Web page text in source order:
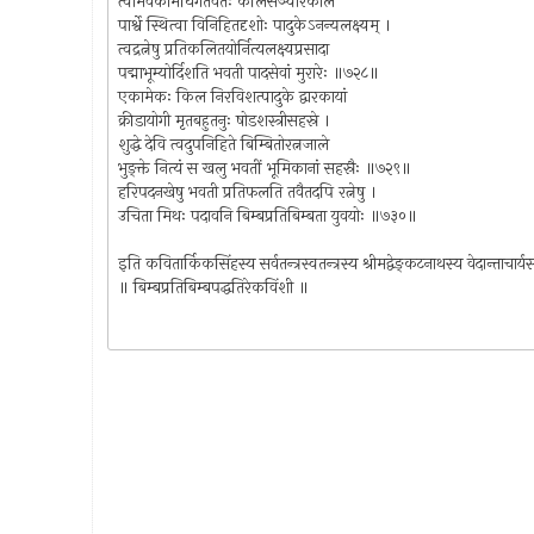
पार्श्वे स्थित्वा विनिहितदृशोः पादुकेऽनन्यलक्ष्यम् ।
त्वद्रत्नेषु प्रतिकलितयोर्नित्यलक्ष्यप्रसादा
पद्माभूम्योर्दिशति भवती पादसेवां मुरारेः ॥७२८॥
एकामेकः किल निरविशत्पादुके द्वारकायां
क्रीडायोगी मृतबहुतनुः षोडशस्त्रीसहस्रे ।
शुद्धे देवि त्वदुपनिहिते बिम्बितोरत्नजाले
भुङ्क्ते नित्यं स खलु भवतीं भूमिकानां सहस्रैः ॥७२९॥
हरिपदनखेषु भवती प्रतिफलति तवैतदपि रत्नेषु ।
उचिता मिथः पदावनि बिम्बप्रतिबिम्बता युवयोः ॥७३०॥
इति कवितार्किकसिंहस्य सर्वतन्त्रस्वतन्त्रस्य श्रीमद्वेङ्कटनाथस्य
॥ बिम्बप्रतिबिम्बपद्धतिरेकविंशी ॥